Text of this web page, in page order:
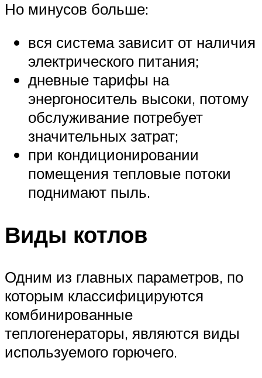
Но минусов больше:
вся система зависит от наличия
электрического питания;
дневные тарифы на
энергоноситель высоки, потому
обслуживание потребует
значительных затрат;
при кондиционировании
помещения тепловые потоки
поднимают пыль.
Виды котлов
Одним из главных параметров, по
которым классифицируются
комбинированные
теплогенераторы, являются виды
используемого горючего.